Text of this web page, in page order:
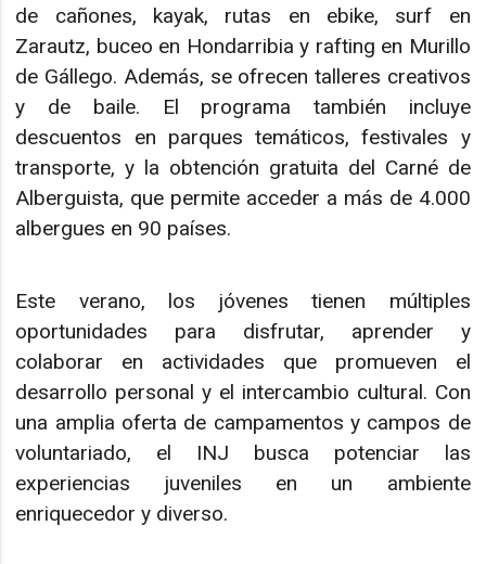
de cañones, kayak, rutas en ebike, surf en
Zarautz, buceo en Hondarribia y rafting en Murillo
de Gállego. Además, se ofrecen talleres creativos
y de baile. El programa también incluye
descuentos en parques temáticos, festivales y
transporte, y la obtención gratuita del Carné de
Alberguista, que permite acceder a más de 4.000
albergues en 90 países.
Este verano, los jóvenes tienen múltiples
oportunidades para disfrutar, aprender y
colaborar en actividades que promueven el
desarrollo personal y el intercambio cultural. Con
una amplia oferta de campamentos y campos de
voluntariado, el INJ busca potenciar las
experiencias juveniles en un ambiente
enriquecedor y diverso.